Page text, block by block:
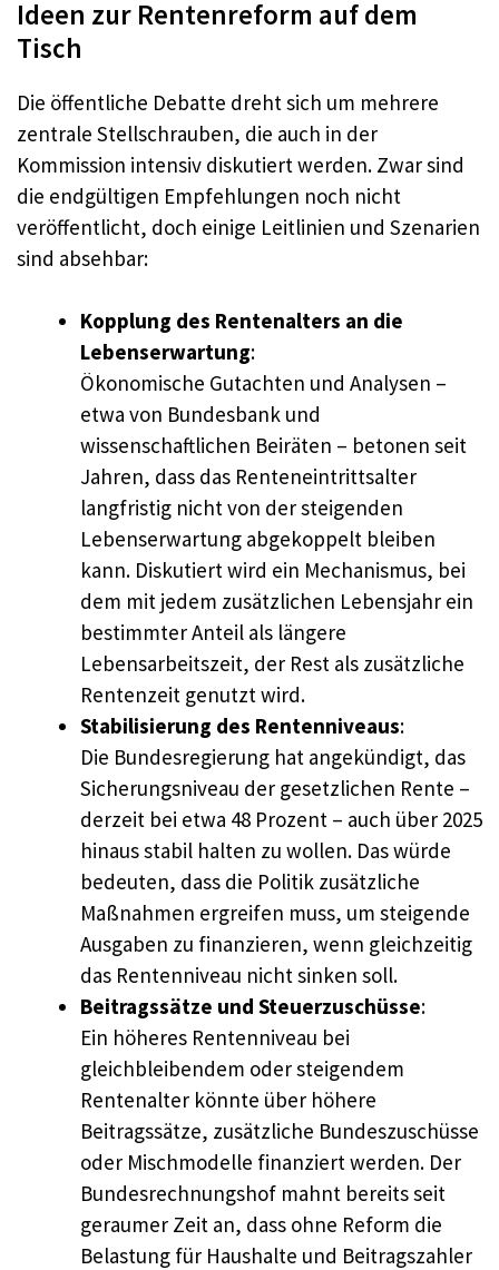
Ideen zur Rentenreform auf dem
Tisch
Die öffentliche Debatte dreht sich um mehrere
zentrale Stellschrauben, die auch in der
Kommission intensiv diskutiert werden. Zwar sind
die endgültigen Empfehlungen noch nicht
veröffentlicht, doch einige Leitlinien und Szenarien
sind absehbar:
Kopplung des Rentenalters an die
Lebenserwartung:
Ökonomische Gutachten und Analysen –
etwa von Bundesbank und
wissenschaftlichen Beiräten – betonen seit
Jahren, dass das Renteneintrittsalter
langfristig nicht von der steigenden
Lebenserwartung abgekoppelt bleiben
kann. Diskutiert wird ein Mechanismus, bei
dem mit jedem zusätzlichen Lebensjahr ein
bestimmter Anteil als längere
Lebensarbeitszeit, der Rest als zusätzliche
Rentenzeit genutzt wird.
Stabilisierung des Rentenniveaus:
Die Bundesregierung hat angekündigt, das
Sicherungsniveau der gesetzlichen Rente –
derzeit bei etwa 48 Prozent – auch über 2025
hinaus stabil halten zu wollen. Das würde
bedeuten, dass die Politik zusätzliche
Maßnahmen ergreifen muss, um steigende
Ausgaben zu finanzieren, wenn gleichzeitig
das Rentenniveau nicht sinken soll.
Beitragssätze und Steuerzuschüsse:
Ein höheres Rentenniveau bei
gleichbleibendem oder steigendem
Rentenalter könnte über höhere
Beitragssätze, zusätzliche Bundeszuschüsse
oder Mischmodelle finanziert werden. Der
Bundesrechnungshof mahnt bereits seit
geraumer Zeit an, dass ohne Reform die
Belastung für Haushalte und Beitragszahler